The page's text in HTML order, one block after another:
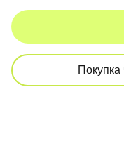
Покупка